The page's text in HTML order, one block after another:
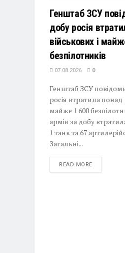
Генштаб ЗСУ
добу росія
військових і
безпілотників
07.08.2026 0
Генштаб ЗСУ
росія втратила понад
майже 1 600
армія за добу
1 танк та 67
Загальні...
READ MOREDETAILS